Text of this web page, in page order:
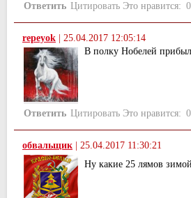
Ответить Цитировать Это нравится: 0
repeyok
25.04.2017 12:05:14
В полку Нобелей
Ответить Цитировать Это нравится: 0
обвальщик
25.04.2017 11:30:21
Ну какие 25 лямов